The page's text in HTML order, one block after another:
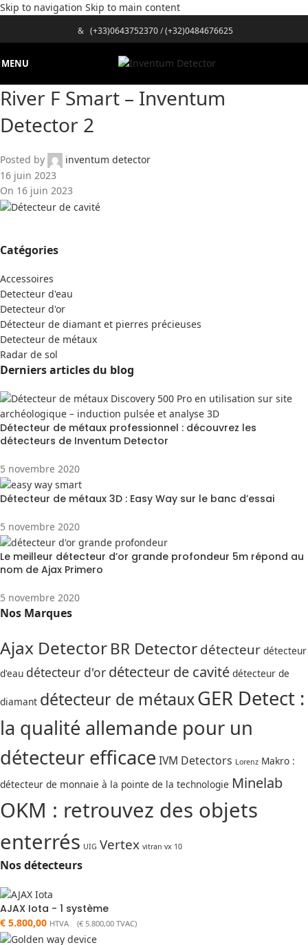
Skip to navigation Skip to main content
& (+33)0643752370/(+32)0484676625
MENU
River F Smart – Inventum
Detector 2
Posted by
inventum detector
16 juin 2023
On 16 juin 2023
Catégories
Accessoires
Detecteur d'eau
Detecteur d'or
Détecteur de diamant et pierres précieuses
Detecteur de métaux
Radar de sol
Derniers articles du blog
Détecteur de métaux professionnel : découvrez les
détecteurs de Inventum Detector
5 novembre 2020
Détecteur de métaux 3D : Easy Way sur le banc d’essai
5 novembre 2020
Le meilleur détecteur d’or grande profondeur 5m répond au
nom de Ajax Primero
5 novembre 2020
Nos Marques
Ajax DetectorBR Detectordétecteur détecteur
d'eau détecteur d'or détecteur de cavité détecteur de
diamant détecteur de métauxGER Detect :
la qualité allemande pour un
détecteur efficace IVM Detectors Lorenz Makro :
détecteur de monnaie à la pointe de la technologie Minelab
OKM : retrouvez des objets
enterrés UIG Vertex vitran vx 10
Nos détecteurs
AJAX Iota - 1 système
€ 5.800,00 HTVA (€ 5.800,00 TVAC)